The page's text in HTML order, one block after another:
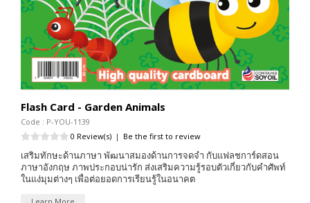
Flash Card - Garden Animals
Code : P-YOU-1139
0 Review(s) | Be the first to review
เสริมทักษะด้านภาษา พัฒนาสมองด้านการจดจำ กับแฟลชการ์ดสอน
ภาษาอังกฤษ ภาพประกอบน่ารัก ส่งเสริมความรู้รอบตัวเกี่ยวกับคำศัพท์
ในแง่มุมต่างๆ เพื่อต่อยอดการเรียนรู้ในอนาคต